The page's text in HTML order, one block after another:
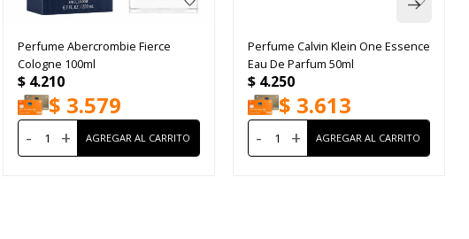
Perfume Abercrombie Fierce
Cologne 100ml
$ 4.210
$ 3.579
- +
Perfume Calvin Klein One Essence
Eau De Parfum 50ml
$ 4.250
$ 3.613
- +